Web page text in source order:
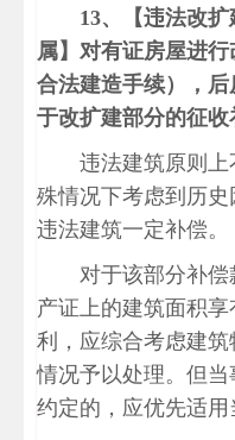
13、
【违法改
属】对有证房屋进
合法建造手续），
于改扩建部分的征
违法建筑原则
殊情况下考虑到历
违法建筑一定补偿。
对于该部分补
产证上的建筑面积
利，应综合考虑建
情况予以处理。但
约定的，应优先适用